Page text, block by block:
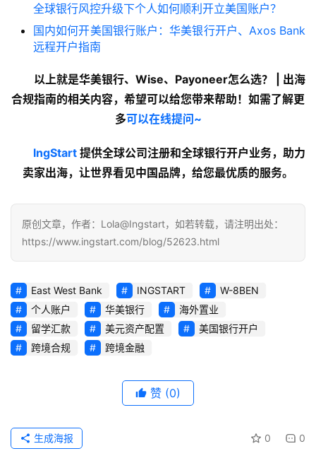
全球银行风控升级下个人如何顺利开立美国账户？
国内如何开美国银行账户：华美银行开户、Axos Bank
远程开户指南
以上就是华美银行、Wise、Payoneer怎么选？ | 出海
合规指南的相关内容，希望可以给您带来帮助！如需了解更
多可以在线提问~
lngStart 提供全球公司注册和全球银行开户业务，助力
卖家出海，让世界看见中国品牌，给您最优质的服务。
原创文章，作者：Lola@Ingstart，如若转载，请注明出处：
https://www.ingstart.com/blog/52623.html
East West Bank INGSTART
W-8BEN
个人账户
华美银行
海外置业
留学汇款
美元资产配置
美国银行开户
跨境合规
跨境金融
赞 (0)
0 0
生成海报